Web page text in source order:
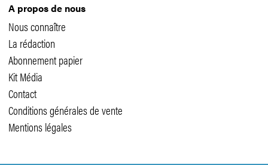
A propos de nous
Nous connaître
La rédaction
Abonnement papier
Kit Média
Contact
Conditions générales de vente
Mentions légales